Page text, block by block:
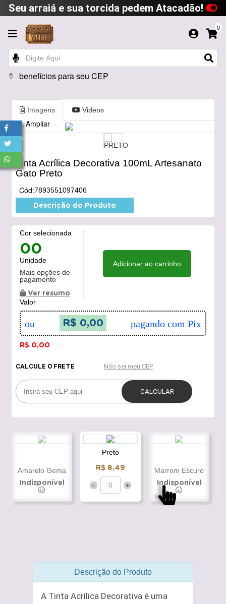
Seu arraiá e sua torcida pedem Atacadão!
0
benefícios para seu CEP
Imagens Videos
Ampliar
Tinta Acrílica Decorativa 100mL Artesanato
Gato Preto
Cód:7893551097406
Descrição do Produto
Cor selecionada
00
Unidade
Mais opções de
pagamento
Ver resumo
Adicionar ao carrinho
Valor
ou R$ 0,00 pagando com Pix
R$ 0,00
Amarelo Gema
Indisponível
Preto
R$ 8,49
- +
Marrom Escuro
Indisponível
Descrição do Produto
A Tinta Acrílica Decorativa é uma